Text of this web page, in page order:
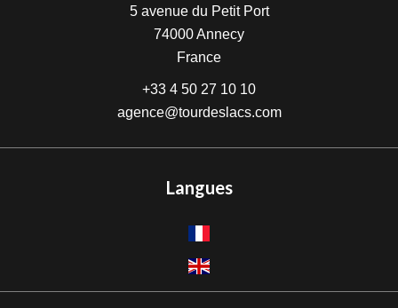
5 avenue du Petit Port
74000Annecy
France
+33 4 50 27 10 10
agence@tourdeslacs.com
Langues